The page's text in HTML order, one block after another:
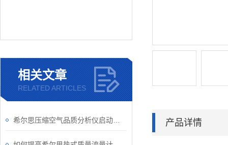
相关文章
RELATED ARTICLES
产品详情